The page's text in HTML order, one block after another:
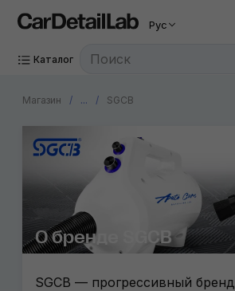
Рус
Каталог
Магазин ... SGCB
О бренде SGCB
SGCB — прогрессивный бренд